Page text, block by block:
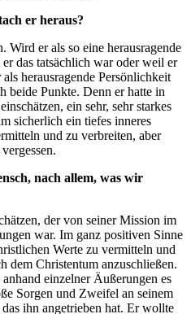
er heraus?
Wird er als so eine herausragende
das tatsächlich war oder weil er
herausragende Persönlichkeit
beide Punkte. Denn er hatte in
ein sehr, sehr starkes
sicherlich ein tiefes inneres
und zu verbreiten, aber
nach allem, was wir
der von seiner Mission im
war. Im ganz positiven Sinne
Werte zu vermitteln und
dem Christentum anzuschließen.
einzelner Äußerungen es
Sorgen und Zweifel an seinem
ihn angetrieben hat. Er wollte